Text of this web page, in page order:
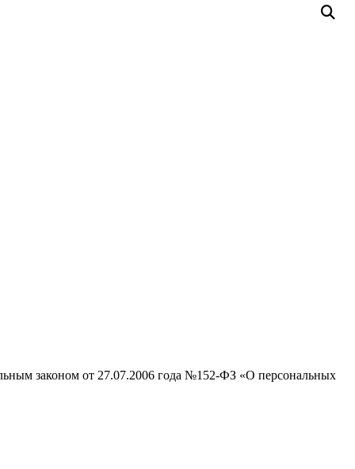
законом от 27.07.2006 года №152-ФЗ «О персональных